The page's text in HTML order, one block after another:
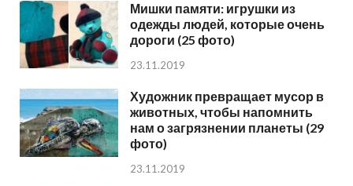
Мишки памяти: игрушки из
одежды людей, которые очень
дороги (25 фото)
23.11.2019
Художник превращает мусор в
животных, чтобы напомнить
нам о загрязнении планеты (29
фото)
23.11.2019